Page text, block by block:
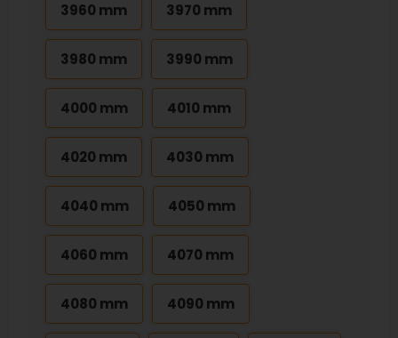
3960 mm 3970 mm
3980 mm 3990 mm
4000 mm 4010 mm
4020 mm 4030 mm
4040 mm 4050 mm
4060 mm 4070 mm
4080 mm 4090 mm